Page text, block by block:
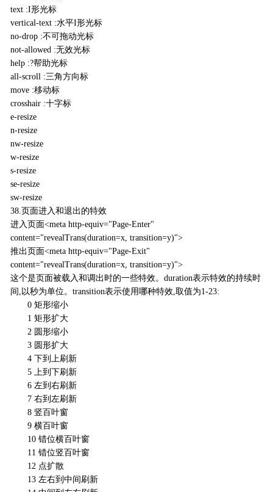
text :I形光标
vertical-text :水平I形光标
no-drop :不可拖动光标
not-allowed :无效光标
help :?帮助光标
all-scroll :三角方向标
move :移动标
crosshair :十字标
e-resize
n-resize
nw-resize
w-resize
s-resize
se-resize
sw-resize
38.页面进入和退出的特效
进入页面<meta http-equiv="Page-Enter"
content="revealTrans(duration=x, transition=y)">
推出页面<meta http-equiv="Page-Exit"
content="revealTrans(duration=x, transition=y)">
这个是页面被载入和调出时的一些特效。duration表示特效的持续时
间,以秒为单位。transition表示使用哪种特效,取值为1-23:
0 矩形缩小
1 矩形扩大
2 圆形缩小
3 圆形扩大
4 下到上刷新
5 上到下刷新
6 左到右刷新
7 右到左刷新
8 竖百叶窗
9 横百叶窗
10 错位横百叶窗
11 错位竖百叶窗
12 点扩散
13 左右到中间刷新